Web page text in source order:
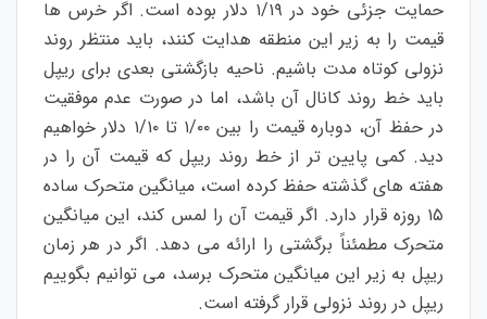
حمایت جزئی خود در ۱/۱۹ دلار بوده است. اگر خرس ها
قیمت را به زیر این منطقه هدایت کنند، باید منتظر روند
نزولی کوتاه مدت باشیم. ناحیه بازگشتی بعدی برای ریپل
باید خط روند کانال آن باشد، اما در صورت عدم موفقیت
در حفظ آن، دوباره قیمت را بین ۱/۰۰ تا ۱/۱۰ دلار خواهیم
دید. کمی پایین تر از خط روند ریپل که قیمت آن را در
هفته های گذشته حفظ کرده است، میانگین متحرک ساده
۱۵ روزه قرار دارد. اگر قیمت آن را لمس کند، این میانگین
متحرک مطمئناً برگشتی را ارائه می دهد. اگر در هر زمان
ریپل به زیر این میانگین متحرک برسد، می توانیم بگوییم
ریپل در روند نزولی قرار گرفته است.